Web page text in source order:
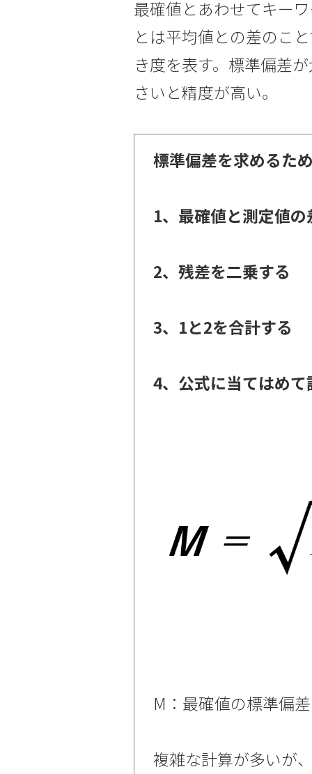
最確値とあわせてキー
とは平均値との差のこ
き度を表す。標準偏差
さいと精度が高い。
標準偏差を求めるた
1、最確値と測定値
2、残差を二乗する
3、1と2を合計する
4、公式に当てはめ
M：最確値の標準偏
複雑な計算が多いが